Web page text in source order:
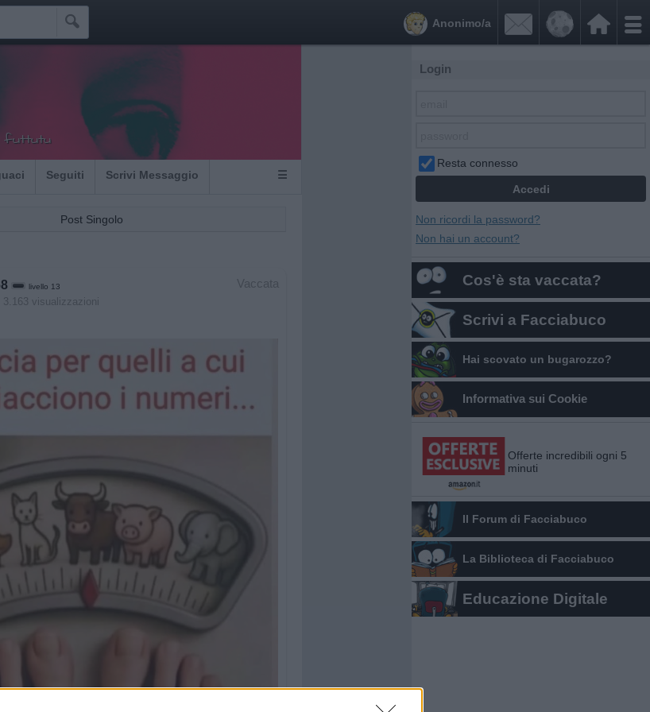
 

Anonimo/a
futtutu
Seguiti Scrivi Messaggio ☰
Post Singolo
Vaccata
livello 13
3.163 visualizzazioni
Login
Resta connesso
Non ricordi la password?
Non hai un account?
Cos'è sta vaccata?
Scrivi a Facciabuco
Hai scovato un bugarozzo?
Informativa sui Cookie
Offerte incredibili ogni 5
minuti
Il Forum di Facciabuco
La Biblioteca di Facciabuco
Educazione Digitale